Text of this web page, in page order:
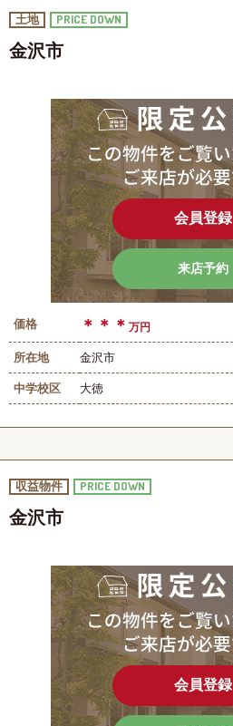
土地 PRICE DOWN
金沢市
会員登録
来店予約
価格 ＊＊＊ 万円
所在地 金沢市
中学校区 大徳
収益物件 PRICE DOWN
金沢市
会員登録